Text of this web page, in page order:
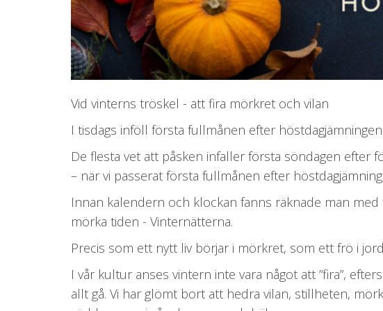
Vid vinterns tröskel - att fira mörkret och vilan
I tisdags inföll första fullmånen efter
De flesta vet att påsken infaller första söndagen efter
– när vi passerat första fullmånen efter
Innan kalendern och klockan fanns räknade man
mörka tiden - Vinternätterna.
Precis som ett nytt liv börjar i mörkret, som ett frö i
I vår kultur anses vintern inte vara något att ”fira”,
allt gå. Vi har glömt bort att hedra vilan, stillheten,